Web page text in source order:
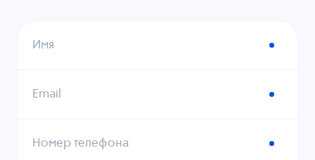
Имя
Email
Номер телефона